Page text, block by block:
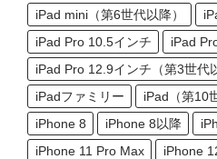
iPad mini（第6世代以降）
iPad Pro 10.5インチ
iPad
iPad Pro 12.9インチ（第3世代
iPadファミリー
iPad（第10
iPhone 8
iPhone 8以降
iPhone 11 Pro Max
iPhone